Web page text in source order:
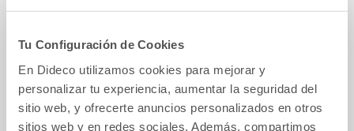
Tu Configuración de Cookies
En Dideco utilizamos cookies para mejorar y
personalizar tu experiencia, aumentar la seguridad del
sitio web, y ofrecerte anuncios personalizados en otros
sitios web y en redes sociales. Además, compartimos